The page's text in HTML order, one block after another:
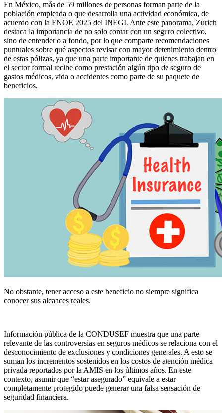
En México, más de 59 millones de personas forman parte de la
población empleada o que desarrolla una actividad económica, de
acuerdo con la ENOE 2025 del INEGI. Ante este panorama, Zurich
destaca la importancia de no solo contar con un seguro colectivo,
sino de entenderlo a fondo, por lo que comparte recomendaciones
puntuales sobre qué aspectos revisar con mayor detenimiento dentro
de estas pólizas, ya que una parte importante de quienes trabajan en
el sector formal recibe como prestación algún tipo de seguro de
gastos médicos, vida o accidentes como parte de su paquete de
beneficios.
No obstante, tener acceso a este beneficio no siempre significa
conocer sus alcances reales.
Información pública de la CONDUSEF muestra que una parte
relevante de las controversias en seguros médicos se relaciona con el
desconocimiento de exclusiones y condiciones generales. A esto se
suman los incrementos sostenidos en los costos de atención médica
privada reportados por la AMIS en los últimos años. En este
contexto, asumir que “estar asegurado” equivale a estar
completamente protegido puede generar una falsa sensación de
seguridad financiera.